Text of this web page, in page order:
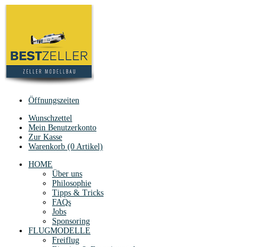
Öffnungszeiten
Wunschzettel
Mein Benutzerkonto
Zur Kasse
Warenkorb (0 Artikel)
HOME
Über uns
Philosophie
Tipps & Tricks
FAQs
Jobs
Sponsoring
FLUGMODELLE
Freiflug